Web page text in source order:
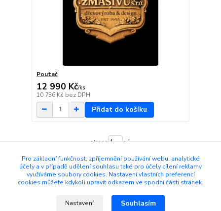
Poutač
12 990 Kč/ks
10 736 Kč bez DPH
Přidat do košíku
strana z 1
Pro základní funkčnost, zpříjemnění používání webu, analytické
účely a v případě udělení souhlasu také pro účely cílení reklamy
využíváme soubory cookies. Nastavení vlastních preferencí
cookies můžete kdykoli upravit odkazem ve spodní části stránek.
Nastavení Souhlasím